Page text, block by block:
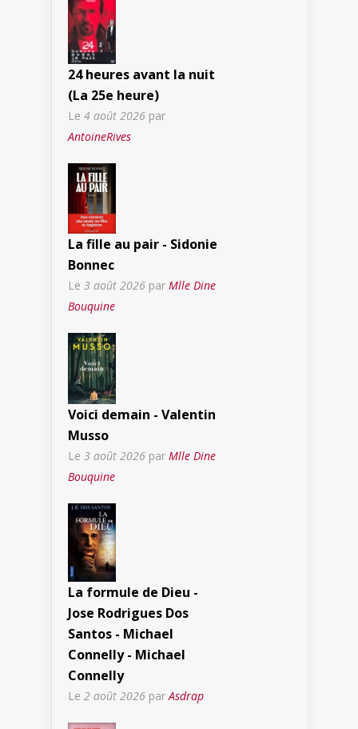
24 heures avant la nuit
(La 25e heure)
Le 4 août 2026 par
AntoineRives
La fille au pair - Sidonie
Bonnec
Le 3 août 2026 par Mlle Dine
Bouquine
Voici demain - Valentin
Musso
Le 3 août 2026 par Mlle Dine
Bouquine
La formule de Dieu -
Jose Rodrigues Dos
Santos - Michael
Connelly - Michael
Connelly
Le 2 août 2026 parAsdrap